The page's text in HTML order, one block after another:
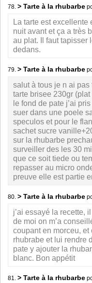
78. > Tarte à la rhubarbe
La tarte est excellente
nuit avant et ça a très
au plat. Il faut tapisser
dedans.
79. > Tarte à la rhubarbe
salut à tous je n ai
tarte brisee 230gr
le fond de pate j’ai
suer dans une poele
speculos et pour le
sachet sucre
sur la rhubarbe
surveiller des les 30
que ce soit tiede ou
repasser au micro
preuve elle est partie
80. > Tarte à la rhubarbe
j’ai essayé la recette,
de moi on m’a
coupant en morceu,
rhubrabe et lui rendre
pate y ajouter la
blanc. Bon appétit
81. > Tarte à la rhubarbe